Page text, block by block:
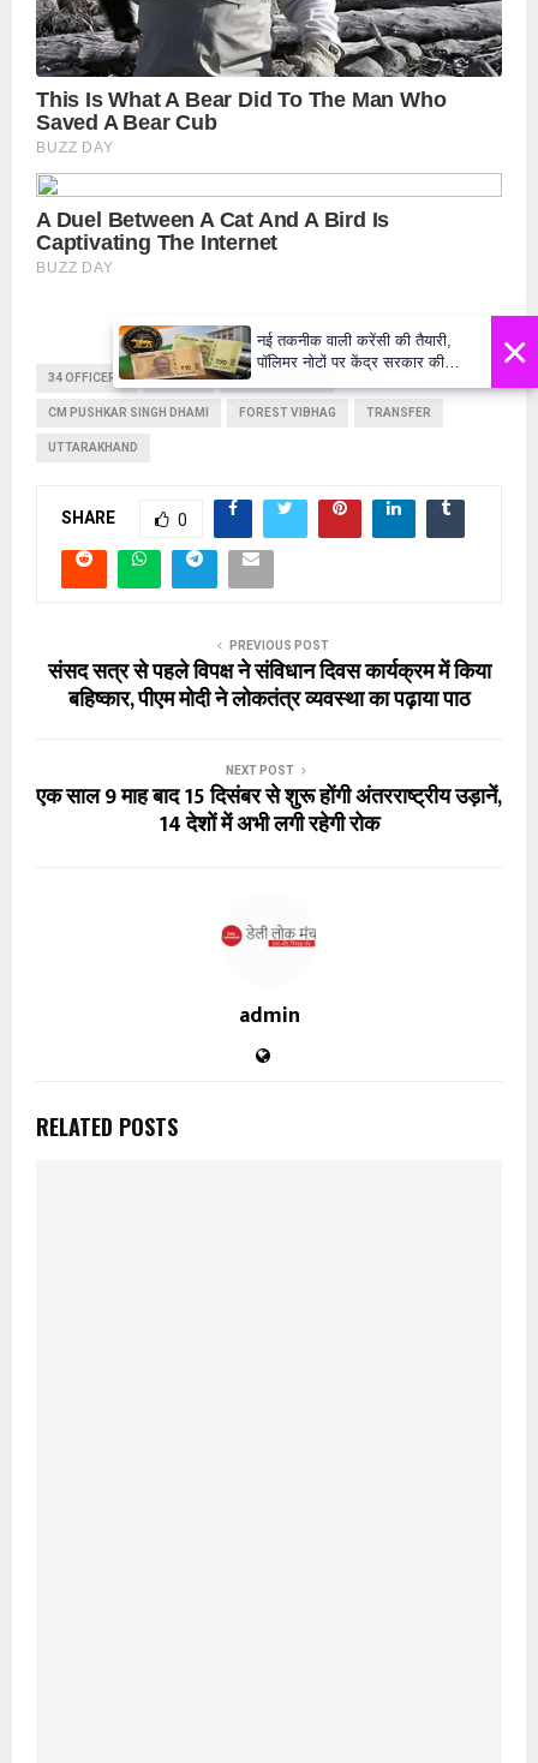
34 OFFICERS ACTION BUREAUCRACY
CM PUSHKAR SINGH DHAMI FOREST VIBHAG TRANSFER
UTTARAKHAND
SHARE 0
PREVIOUS POST
संसद सत्र से पहले विपक्ष ने संविधान दिवस कार्यक्रम में किया
बहिष्कार, पीएम मोदी ने लोकतंत्र व्यवस्था का पढ़ाया पाठ
NEXT POST
एक साल 9 माह बाद 15 दिसंबर से शुरू होंगी अंतरराष्ट्रीय उड़ानें,
14 देशों में अभी लगी रहेगी रोक
admin
RELATED POSTS
×
नई तकनीक वाली करेंसी की तैयारी,
पॉलिमर नोटों पर केंद्र सरकार की
मुहर,जल्द बाजार में दिखेंगे प्लास्टिक के
₹10 और ₹20 के नोट - Daily Lok